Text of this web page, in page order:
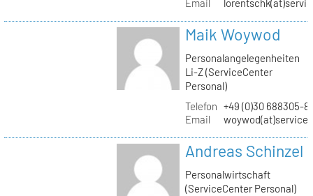
Email
Maik Woywod
Personalangelegenheiten
Li-Z (ServiceCenter
Personal)
Telefon +49 (0)30 688305-
Email
Andreas Schinzel
Personalwirtschaft
(ServiceCenter Personal)